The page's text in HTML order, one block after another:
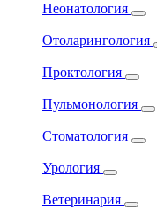
Неонатология
Отоларингология
Проктология
Пульмонология
Стоматология
Урология
Ветеринария